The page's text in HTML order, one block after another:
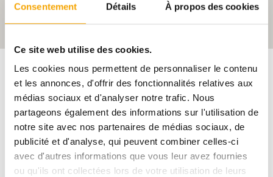
Consentement Détails À propos des cookies
Ce site web utilise des cookies.
Les cookies nous permettent de personnaliser le contenu
et les annonces, d'offrir des fonctionnalités relatives aux
médias sociaux et d'analyser notre trafic. Nous
partageons également des informations sur l'utilisation de
notre site avec nos partenaires de médias sociaux, de
publicité et d'analyse, qui peuvent combiner celles-ci
avec d'autres informations que vous leur avez fournies
ou qu'ils ont collectées lors de votre utilisation de leurs
CONTACTEZ-NOUS